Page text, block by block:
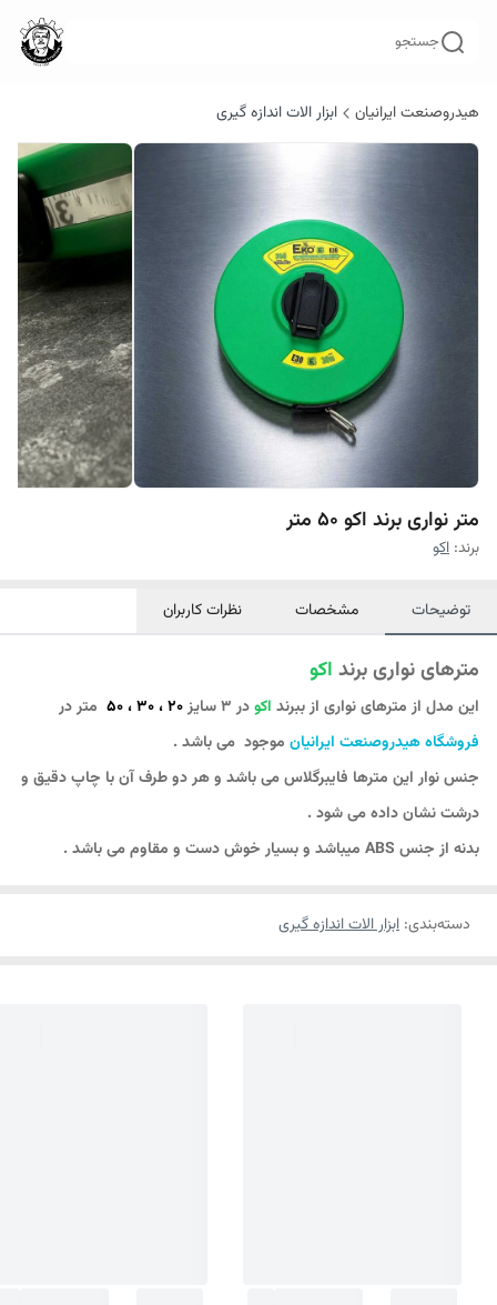
جستجو
هیدروصنعت ایرانیان ابزار الات اندازه گیری
متر نواری برند اکو 50 متر
برند: اکو
توضیحات مشخصات نظرات کاربران
مترهای نواری برند اکو
این مدل از مترهای نواری از ببرند اکودر 3 سایز 20 ، 30 ، 50
متر در
فروشگاه هیدروصنعت ایرانیان موجود می باشد .
جنس نوار این مترها فایبرگلاس می باشد و هر دو طرف آن با چاپ دقیق و
درشت نشان داده می شود .
بدنه از جنس ABS میباشد و بسیار خوش دست و مقاوم می باشد .
دسته‌بندی: ابزار الات اندازه گیری